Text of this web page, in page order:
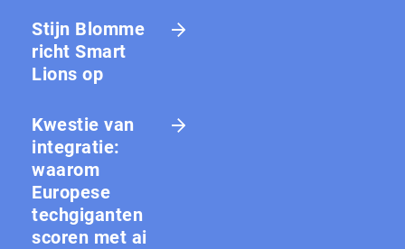
Stijn Blomme
richt Smart
Lions op
Kwestie van
integratie:
waarom
Europese
techgiganten
scoren met ai